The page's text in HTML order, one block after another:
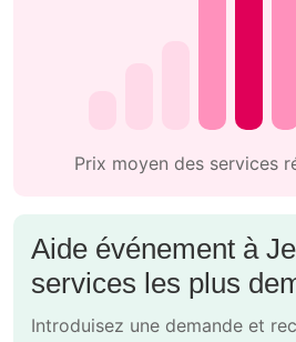
Prix moyen des services
Aide événement à
services les plus
Introduisez une demande et